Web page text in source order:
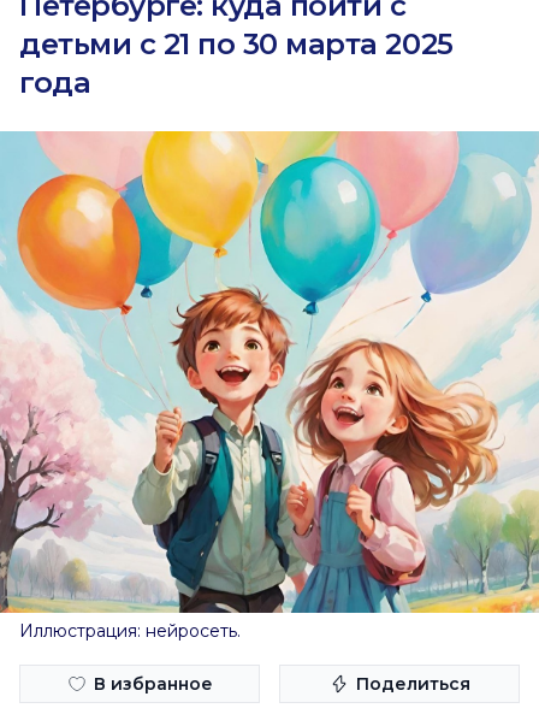
детьми с 21 по 30 марта 2025
года
Иллюстрация: нейросеть.
В избранное Поделиться